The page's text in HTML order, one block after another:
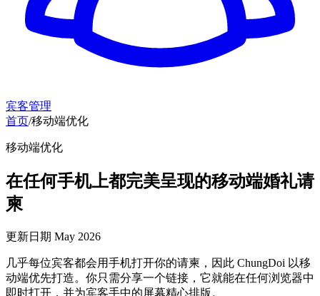
宾客管理
首页/移动端优化
移动端优化
在任何手机上都完美呈现的移动端婚礼请
柬
更新日期 May 2026
几乎每位宾客都会用手机打开你的请柬，因此 ChungDoi 以移
动端优先打造。你只需分享一个链接，它就能在任何浏览器中
即时打开，并为宾客手中的屏幕精心排版。